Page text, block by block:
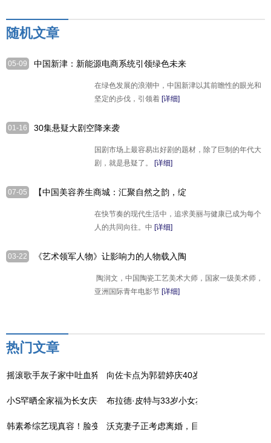
随机文章
05-09 中国新津：新能源电商系统引领绿色未来
在绿色发展的浪潮中，中国新津以其前瞻性的眼光和
坚定的步伐，引领着 [详细]
01-16 30集悬疑大剧空降来袭
国剧市场上最容易出好剧的题材，除了巨制的年代大
剧，就是悬疑了。
[详细]
07-05
【中国美容养生商城：汇聚自然之韵，绽
在快节奏的现代生活中，追求美丽与健康已成为每个
人的共同向往。中 [详细]
03-22
《艺术领军人物》让影响力的人物载入陶
陶润文，中国陶瓷工艺美术大师，国家一级美术师，
亚洲国际青年电影节 [详细]
热门文章
摇滚歌手灰子家中吐血猝死，经常熬夜喝酒
向佐卡点为郭碧婷庆40岁生日
小S罕晒全家福为长女庆生 布拉德·皮特与33岁小女友恋情升温，同框
韩素希综艺现真容！脸变形纹路多有双下巴沃克妻子正考虑离婚，目前她已有六个月的